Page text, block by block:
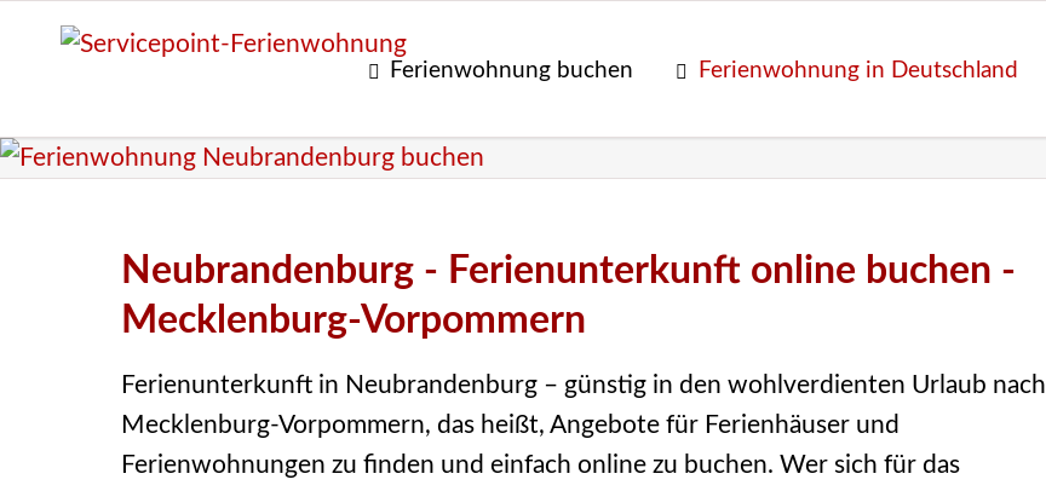
Ferienwohnung buchen Ferienwohnung in Deutschland
Neubrandenburg - Ferienunterkunft online buchen -
Mecklenburg-Vorpommern
Ferienunterkunft in Neubrandenburg – günstig in den wohlverdienten Urlaub nach
Mecklenburg-Vorpommern, das heißt, Angebote für Ferienhäuser und
Ferienwohnungen zu finden und einfach online zu buchen. Wer sich für das